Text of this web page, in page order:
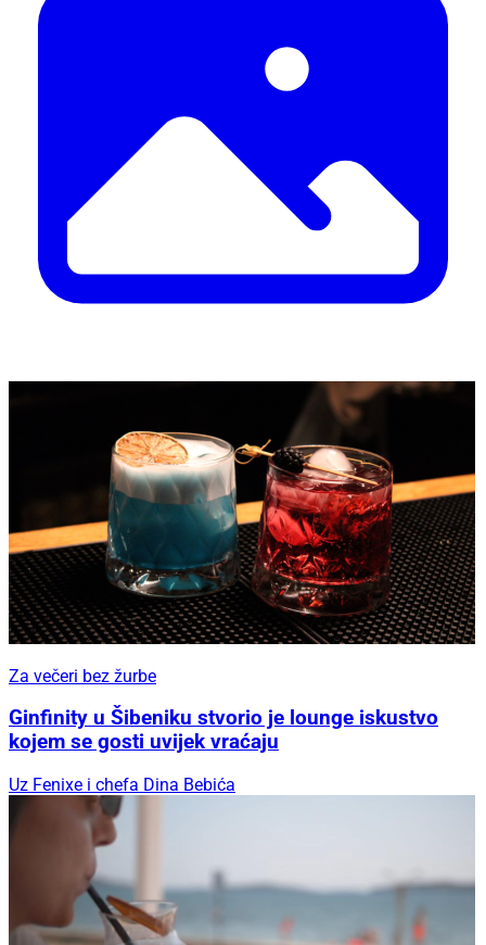
Za večeri bez žurbe
Ginfinity u Šibeniku stvorio je lounge iskustvo
kojem se gosti uvijek vraćaju
Uz Fenixe i chefa Dina Bebića